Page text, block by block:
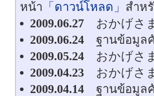
หน้า 「ดาวน์โหลด」 สำห
2009.06.27 おかげさ
2009.06.24 ฐานข้อมูล
2009.05.24 おかげさ
2009.04.23 おかげさ
2009.04.14 ฐานข้อมูลคั